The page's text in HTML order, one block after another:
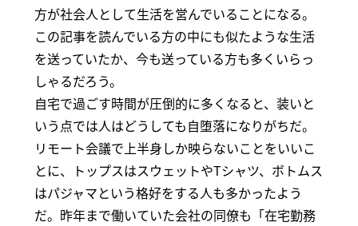
方が社会人として生活を営んでいることになる。
この記事を読んでいる方の中にも似たような生活
を送っていたか、今も送っている方も多くいらっ
しゃるだろう。
自宅で過ごす時間が圧倒的に多くなると、装いと
いう点では人はどうしても自堕落になりがちだ。
リモート会議で上半身しか映らないことをいいこ
とに、トップスはスウェットやTシャツ、ボトムス
はパジャマという格好をする人も多かったよう
だ。昨年まで働いていた会社の同僚も「在宅勤務